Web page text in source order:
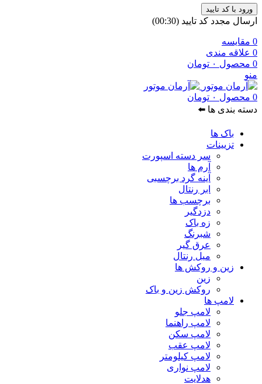
ورود با کد تایید
ارسال مجدد کد تایید (00:
30
)
0 مقایسه
0 علاقه مندی
0 محصول ۰ تومان
منو
0 محصول ۰ تومان
دسته بندی ها ⬅️
باک ها
تزیینات
سر دسته اسپورت
آرم ها
آینه گرد برچسبی
ابر رنتال
برچسب ها
دزدگیر
زه باک
شبرنگ
عرق گیر
میل رنتال
زین و روکش ها
زین
روکش زین و باک
لامپ ها
لامپ جلو
لامپ راهنما
لامپ سکن
لامپ عقب
لامپ کیلومتر
لامپ نواری
هدلایت